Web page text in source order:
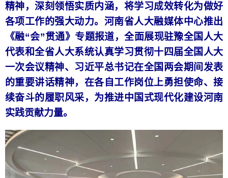
精神，深刻领悟实质内涵，将学习成效转化为做好
各项工作的强大动力。河南省人大融媒体中心推出
《融“会”贯通》专题报道，全面展现驻豫全国人大
代表和全省人大系统认真学习贯彻十四届全国人大
一次会议精神、习近平总书记在全国两会期间发表
的重要讲话精神，在各自工作岗位上勇担使命、接
续奋斗的履职风采，为推进中国式现代化建设河南
实践贡献力量。